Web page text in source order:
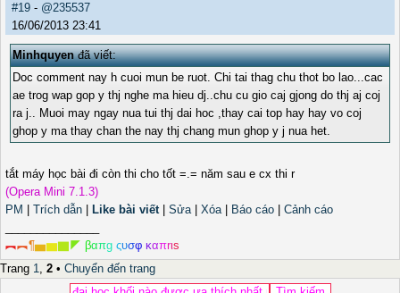
#19 - @235537
16/06/2013 23:41
Minhquyenđã viết:
Doc comment nay h cuoi mun be ruot. Chi tai thag chu thot bo lao...cac
ae trog wap gop y thj nghe ma hieu dj..chu cu gio caj gjong do thj aj coj
ra j.. Muoi may ngay nua tui thj dai hoc ,thay cai top hay hay vo coj
ghop y ma thay chan the nay thj chang mun ghop y j nua het.
tắt máy học bài đi còn thi cho tốt =.= năm sau e cx thi r
(Opera Mini 7.1.3)
PM
Trích dẫn Like bài viết| Sửa| Xóa| Báo cáo
Cảnh cáo
︻︻¶▅▆▇◤ βαπg ςυσφ καπrιs
Trang 1, 2 • Chuyển đến trang